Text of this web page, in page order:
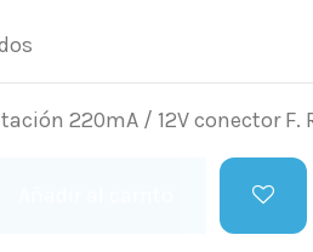
220mA / 12V conector F.